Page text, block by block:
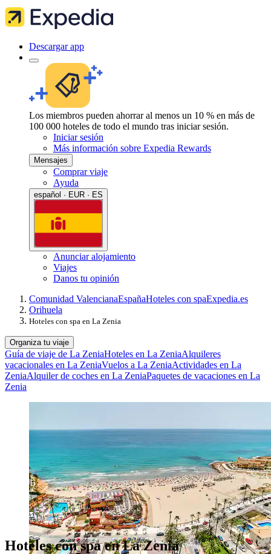
Descargar app
Los miembros pueden ahorrar al menos un 10 % en más de
100 000 hoteles de todo el mundo tras iniciar sesión.
Iniciar sesión
Más información sobre Expedia Rewards
Mensajes
Comprar viaje
Ayuda
español · EUR · ES
Anunciar alojamiento
Viajes
Danos tu opinión
Comunidad ValencianaEspañaHoteles con spaExpedia.es
Orihuela
Hoteles con spa en La Zenia
Organiza tu viaje
Guía de viaje de La ZeniaHoteles en La ZeniaAlquileres
vacacionales en La ZeniaVuelos a La ZeniaActividades en La
ZeniaAlquiler de coches en La ZeniaPaquetes de vacaciones en La
Zenia
Hoteles con spa en La Zenia